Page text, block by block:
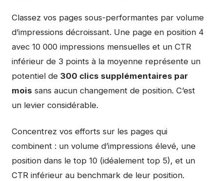
Classez vos pages sous-performantes par volume
d’impressions décroissant. Une page en position 4
avec 10 000 impressions mensuelles et un CTR
inférieur de 3 points à la moyenne représente un
potentiel de 300 clics supplémentaires par
mois sans aucun changement de position. C’est
un levier considérable.
Concentrez vos efforts sur les pages qui
combinent : un volume d’impressions élevé, une
position dans le top 10 (idéalement top 5), et un
CTR inférieur au benchmark de leur position.